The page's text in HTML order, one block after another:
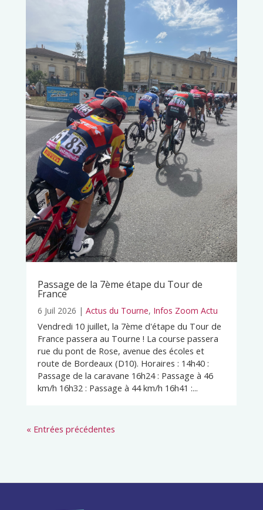
Passage de la 7ème étape du Tour de
France
6 Juil 2026 | Actus du Tourne, Infos Zoom Actu
Vendredi 10 juillet, la 7ème d'étape du Tour de
France passera au Tourne ! La course passera
rue du pont de Rose, avenue des écoles et
route de Bordeaux (D10). Horaires : 14h40 :
Passage de la caravane 16h24 : Passage à 46
km/h 16h32 : Passage à 44 km/h 16h41 :...
« Entrées précédentes